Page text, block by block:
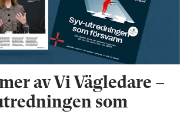
av Vi Vägledare –
som